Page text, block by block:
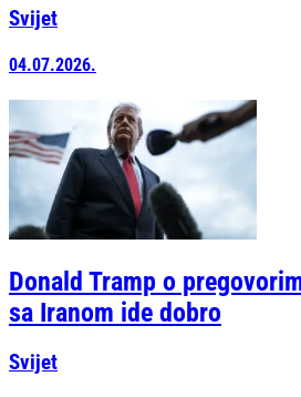
Svijet
04.07.2026.
Donald Tramp o
sa Iranom ide dobro
Svijet